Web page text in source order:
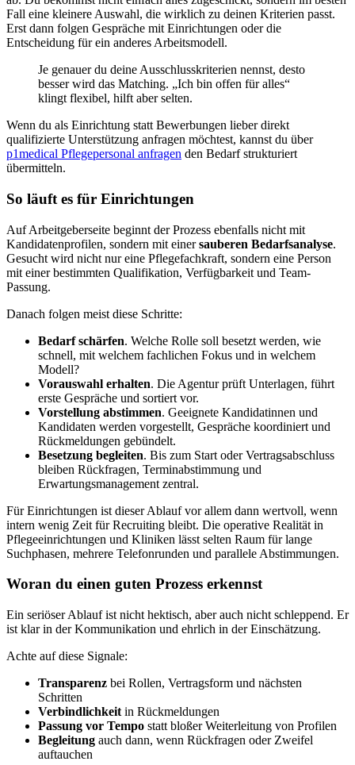
Fall eine kleinere Auswahl, die wirklich zu deinen Kriterien passt.
Erst dann folgen Gespräche mit Einrichtungen oder die
Entscheidung für ein anderes Arbeitsmodell.
Je genauer du deine Ausschlusskriterien nennst, desto
besser wird das Matching. „Ich bin offen für alles“
klingt flexibel, hilft aber selten.
Wenn du als Einrichtung statt Bewerbungen lieber direkt
qualifizierte Unterstützung anfragen möchtest, kannst du über
p1medical Pflegepersonal anfragen den Bedarf strukturiert
übermitteln.
So läuft es für Einrichtungen
Auf Arbeitgeberseite beginnt der Prozess ebenfalls nicht mit
Kandidatenprofilen, sondern mit einersauberen Bedarfsanalyse.
Gesucht wird nicht nur eine Pflegefachkraft, sondern eine Person
mit einer bestimmten Qualifikation, Verfügbarkeit und Team-
Passung.
Danach folgen meist diese Schritte:
Bedarf schärfen. Welche Rolle soll besetzt werden, wie
schnell, mit welchem fachlichen Fokus und in welchem
Modell?
Vorauswahl erhalten. Die Agentur prüft Unterlagen, führt
erste Gespräche und sortiert vor.
Vorstellung abstimmen. Geeignete Kandidatinnen und
Kandidaten werden vorgestellt, Gespräche koordiniert und
Rückmeldungen gebündelt.
Besetzung begleiten. Bis zum Start oder Vertragsabschluss
bleiben Rückfragen, Terminabstimmung und
Erwartungsmanagement zentral.
Für Einrichtungen ist dieser Ablauf vor allem dann wertvoll, wenn
intern wenig Zeit für Recruiting bleibt. Die operative Realität in
Pflegeeinrichtungen und Kliniken lässt selten Raum für lange
Suchphasen, mehrere Telefonrunden und parallele Abstimmungen.
Woran du einen guten Prozess erkennst
Ein seriöser Ablauf ist nicht hektisch, aber auch nicht schleppend. Er
ist klar in der Kommunikation und ehrlich in der Einschätzung.
Achte auf diese Signale:
Transparenz bei Rollen, Vertragsform und nächsten
Schritten
Verbindlichkeit in Rückmeldungen
Passung vor Tempo statt bloßer Weiterleitung von Profilen
Begleitung auch dann, wenn Rückfragen oder Zweifel
auftauchen